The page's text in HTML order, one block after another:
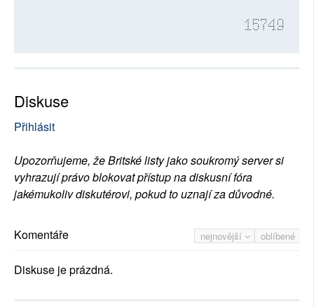
15749
Diskuse
Přihlásit
Upozorňujeme, že Britské listy jako soukromý server si
vyhrazují právo blokovat přístup na diskusní fóra
jakémukoliv diskutérovi, pokud to uznají za důvodné.
nejnovější oblíbené
Komentáře
Diskuse je prázdná.